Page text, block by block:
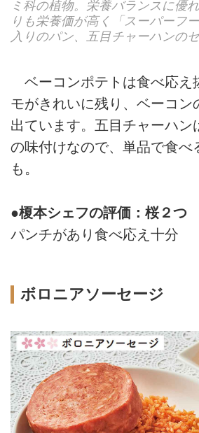
ミ科の植物。栄養バランスに優
りも栄養価が高く「スーパーフ
入りのパン、五目チャーハンの
ベーコンポテトは食べ応え
モがきれいに残り、ベーコン
出ています。五目チャーハン
の味付けなので、単品で食べ
も。
●榎本シェフの評価：桜２つ
パンチがあり食べ応え十分
ボロニアソーセージ